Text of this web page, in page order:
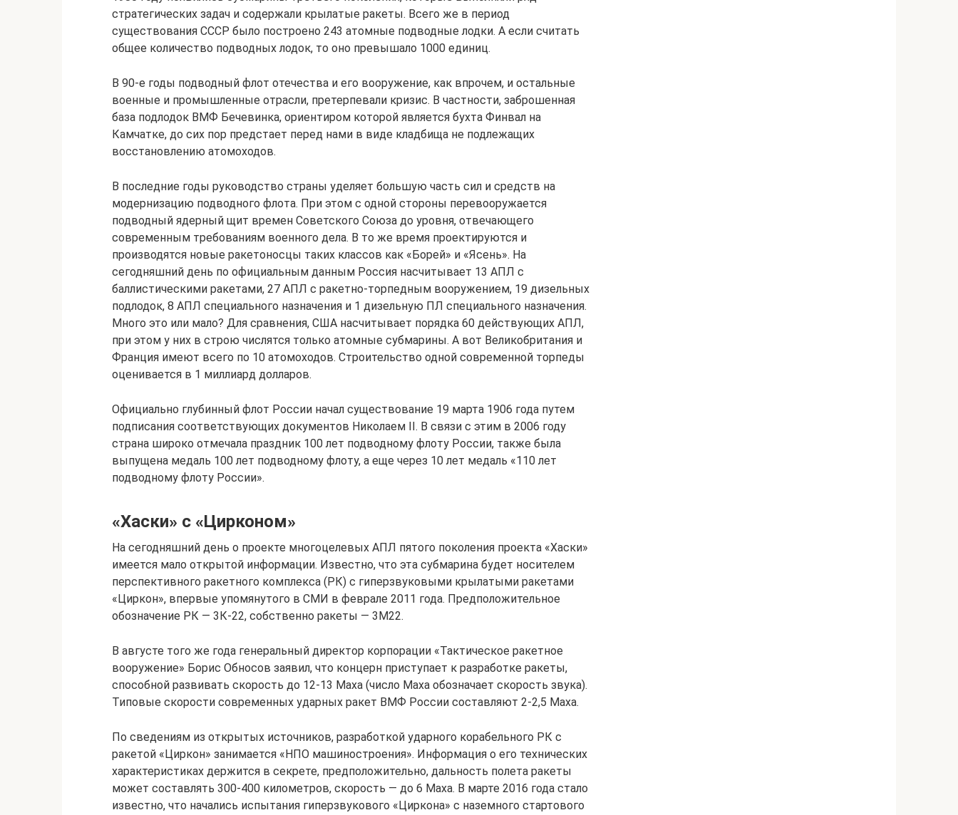
стратегических задач и содержали крылатые ракеты. Всего же в период
существования СССР было построено 243 атомные подводные лодки. А если считать
общее количество подводных лодок, то оно превышало 1000 единиц.
В 90-е годы подводный флот отечества и его вооружение, как впрочем, и остальные
военные и промышленные отрасли, претерпевали кризис. В частности, заброшенная
база подлодок ВМФ Бечевинка, ориентиром которой является бухта Финвал на
Камчатке, до сих пор предстает перед нами в виде кладбища не подлежащих
восстановлению атомоходов.
В последние годы руководство страны уделяет большую часть сил и средств на
модернизацию подводного флота. При этом с одной стороны перевооружается
подводный ядерный щит времен Советского Союза до уровня, отвечающего
современным требованиям военного дела. В то же время проектируются и
производятся новые ракетоносцы таких классов как «Борей» и «Ясень». На
сегодняшний день по официальным данным Россия насчитывает 13 АПЛ с
баллистическими ракетами, 27 АПЛ с ракетно-торпедным вооружением, 19 дизельных
подлодок, 8 АПЛ специального назначения и 1 дизельную ПЛ специального назначения.
Много это или мало? Для сравнения, США насчитывает порядка 60 действующих АПЛ,
при этом у них в строю числятся только атомные субмарины. А вот Великобритания и
Франция имеют всего по 10 атомоходов. Строительство одной современной торпеды
оценивается в 1 миллиард долларов.
Официально глубинный флот России начал существование 19 марта 1906 года путем
подписания соответствующих документов Николаем II. В связи с этим в 2006 году
страна широко отмечала праздник 100 лет подводному флоту России, также была
выпущена медаль 100 лет подводному флоту, а еще через 10 лет медаль «110 лет
подводному флоту России».
«Хаски» с «Цирконом»
На сегодняшний день о проекте многоцелевых АПЛ пятого поколения проекта «Хаски»
имеется мало открытой информации. Известно, что эта субмарина будет носителем
перспективного ракетного комплекса (РК) с гиперзвуковыми крылатыми ракетами
«Циркон», впервые упомянутого в СМИ в феврале 2011 года. Предположительное
обозначение РК — 3К-22, собственно ракеты — 3М22.
В августе того же года генеральный директор корпорации «Тактическое ракетное
вооружение» Борис Обносов заявил, что концерн приступает к разработке ракеты,
способной развивать скорость до 12-13 Маха (число Маха обозначает скорость звука).
Типовые скорости современных ударных ракет ВМФ России составляют 2-2,5 Маха.
По сведениям из открытых источников, разработкой ударного корабельного РК с
ракетой «Циркон» занимается «НПО машиностроения». Информация о его технических
характеристиках держится в секрете, предположительно, дальность полета ракеты
может составлять 300-400 километров, скорость — до 6 Маха. В марте 2016 года стало
известно, что начались испытания гиперзвукового «Циркона» с наземного стартового